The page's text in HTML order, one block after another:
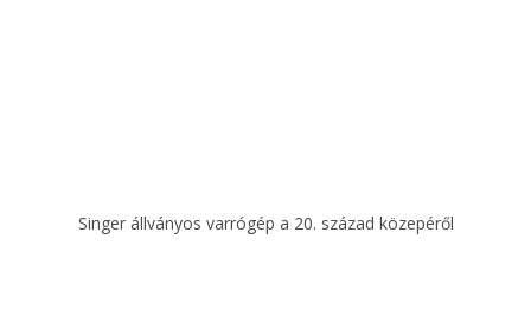
Singer állványos varrógép a 20. század közepéről